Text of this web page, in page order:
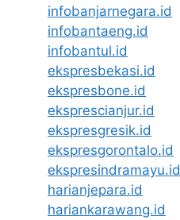
infobanjarnegara.id
infobantaeng.id
infobantul.id
ekspresbekasi.id
ekspresbone.id
eksprescianjur.id
ekspresgresik.id
ekspresgorontalo.id
ekspresindramayu.id
harianjepara.id
hariankarawang.id